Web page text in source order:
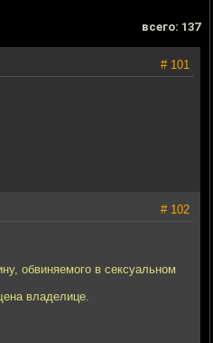
всего: 137
# 101
# 102
обвиняемого в сексуальном
владелице.